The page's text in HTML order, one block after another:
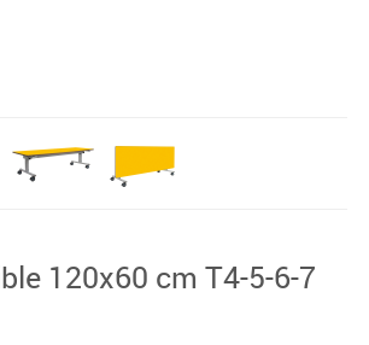
120x60 cm T4-5-6-7